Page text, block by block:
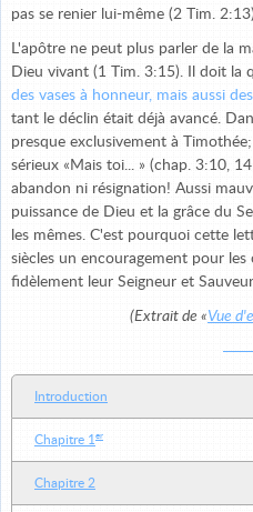
pas se renier lui-même (2 Tim.
L'apôtre ne peut plus parler de la
Dieu vivant (1 Tim. 3:15). Il doit la
des vases à honneur, mais aussi
tant le déclin était déjà avancé.
presque exclusivement à
sérieux «Mais toi... » (chap. 3:10,
abandon ni résignation! Aussi
puissance de Dieu et la grâce du
les mêmes. C'est pourquoi cette
siècles un encouragement pour
fidèlement leur Seigneur et
(Extrait de «Vue
Introduction
Chapitre 1 er
Chapitre 2